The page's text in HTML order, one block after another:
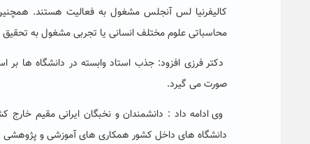
کالیفرنیا لس آنجلس مشغول به فعالیت هستند.
محاسباتی علوم مختلف انسانی یا تجربی مشغول به
دکتر فرزی افزود: جذب استاد وابسته در دانشگاه ها
صورت می گیرد.
وی ادامه داد : دانشمندان و نخبگان ایرانی مقیم
دانشگاه های داخل کشور همکاری های آموزشی و پژوهشی